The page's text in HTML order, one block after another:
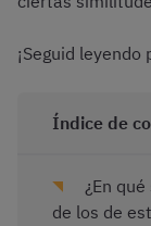
¡Seguid
Índice de
¿En
de los de